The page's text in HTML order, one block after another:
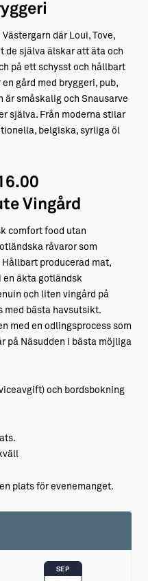
där Loui, Tove,
de själva älskar att äta och
på ett schysst och hållbart
gård med bryggeri, pub,
är småskalig och Snausarve
själva. Från moderna stilar
belgiska, syrliga öl
Vingård
comfort food utan
råvaror som
producerad mat,
en äkta gotländsk
och liten vingård på
med bästa havsutsikt.
med en odlingsprocess som
på Näsudden i bästa möjliga
och bordsbokning
plats för evenemanget.
SEP